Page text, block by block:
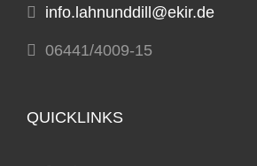
info.lahnunddill@ekir.de
06441/4009-15
QUICKLINKS